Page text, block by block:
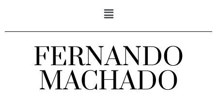
FERNANDO
MACHADO